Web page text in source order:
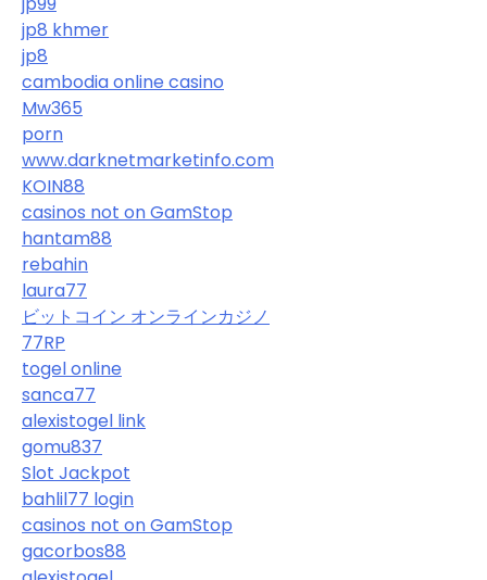
jp8 khmer
jp8
cambodia online casino
Mw365
porn
www.darknetmarketinfo.com
KOIN88
casinos not on GamStop
hantam88
rebahin
laura77
ビットコイン オンラインカジノ
77RP
togel online
sanca77
alexistogel link
gomu837
Slot Jackpot
bahlil77 login
casinos not on GamStop
gacorbos88